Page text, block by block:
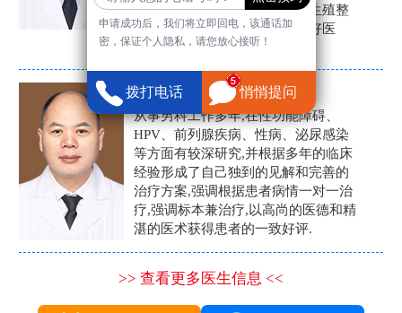
病、射精障碍、性病、HPV、生殖整
形等疾病，是患者非常信赖的好医
生。
张营富
男科主任
从事男科工作多年,在性功能障碍、
HPV、前列腺疾病、性病、泌尿感染
等方面有较深研究,并根据多年的临床
经验形成了自己独到的见解和完善的
治疗方案,强调根据患者病情一对一治
疗,强调标本兼治疗,以高尚的医德和精
湛的医术获得患者的一致好评.
>> 查看更多医生信息 <<
申请成功后，我们将立即回电，该通话加
密，保证个人隐私，请您放心接听！
拨打电话 悄悄提问